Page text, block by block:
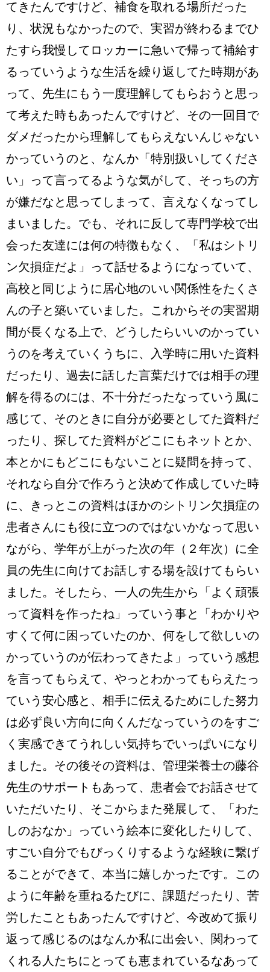
てきたんですけど、補食を取れる場所だった
り、状況もなかったので、実習が終わるまでひ
たすら我慢してロッカーに急いで帰って補給す
るっていうような生活を繰り返してた時期があ
って、先生にもう一度理解してもらおうと思っ
て考えた時もあったんですけど、その一回目で
ダメだったから理解してもらえないんじゃない
かっていうのと、なんか「特別扱いしてくださ
い」って言ってるような気がして、そっちの方
が嫌だなと思ってしまって、言えなくなってし
まいました。でも、それに反して専門学校で出
会った友達には何の特徴もなく、「私はシトリ
ン欠損症だよ」って話せるようになっていて、
高校と同じように居心地のいい関係性をたくさ
んの子と築いていました。これからその実習期
間が長くなる上で、どうしたらいいのかってい
うのを考えていくうちに、入学時に用いた資料
だったり、過去に話した言葉だけでは相手の理
解を得るのには、不十分だったなっていう風に
感じて、そのときに自分が必要としてた資料だ
ったり、探してた資料がどこにもネットとか、
本とかにもどこにもないことに疑問を持って、
それなら自分で作ろうと決めて作成していた時
に、きっとこの資料はほかのシトリン欠損症の
患者さんにも役に立つのではないかなって思い
ながら、学年が上がった次の年（２年次）に全
員の先生に向けてお話しする場を設けてもらい
ました。そしたら、一人の先生から「よく頑張
って資料を作ったね」っていう事と「わかりや
すくて何に困っていたのか、何をして欲しいの
かっていうのが伝わってきたよ」っていう感想
を言ってもらえて、やっとわかってもらえたっ
ていう安心感と、相手に伝えるためにした努力
は必ず良い方向に向くんだなっていうのをすご
く実感できてうれしい気持ちでいっぱいになり
ました。その後その資料は、管理栄養士の藤谷
先生のサポートもあって、患者会でお話させて
いただいたり、そこからまた発展して、「わた
しのおなか」っていう絵本に変化したりして、
すごい自分でもびっくりするような経験に繋げ
ることができて、本当に嬉しかったです。この
ように年齢を重ねるたびに、課題だったり、苦
労したこともあったんですけど、今改めて振り
返って感じるのはなんか私に出会い、関わって
くれる人たちにとっても恵まれているなあって